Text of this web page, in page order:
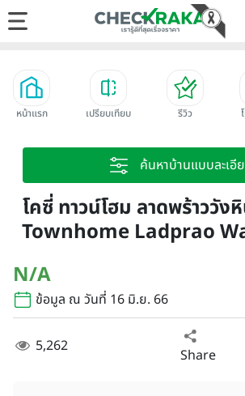
หน้าแรก เปรียบเทียบ รีวิว
ค้นหาบ้านแบบละเอี
โคซี่ ทาวน์โฮม ลาดพร้าววัง
Townhome Ladprao
N/A
ข้อมูล ณ วันที่ 16 มิ.ย. 66
5,262 Share